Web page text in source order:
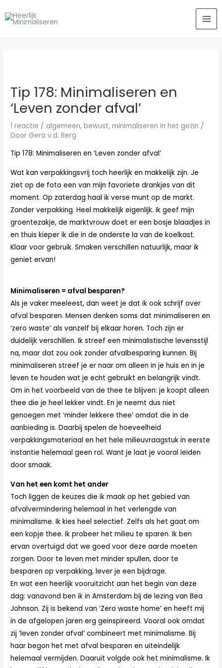
naar
Tip 178: Minimaliseren en
‘Leven zonder afval’
1 reactie / algemeen,bewust,minimaliseren in het gezin /
Door Gera v.d. Berg
Tip 178: Minimaliseren en ‘Leven zonder afval’
Wat kan verpakkingsvrij toch heerlijk en makkelijk zijn. Je
ziet op de foto een van mijn favoriete drankjes van dit
moment. Op zaterdag haal ik verse munt op de markt.
Zonder verpakking. Heel makkelijk eigenlijk. Ik geef mijn
groentezakje, de marktvrouw doet er een bosje blaadjes in
en thuis kieper ik die in de onderste la van de koelkast.
Klaar voor gebruik. Smaken verschillen natuurlijk, maar ik
geniet ervan!
Minimaliseren = afval besparen?
Als je vaker meeleest, dan weet je dat ik ook schrijf over
afval besparen. Mensen denken soms dat minimaliseren en
‘zero waste’ als vanzelf bij elkaar horen. Toch zijn er
duidelijk verschillen. Ik streef een minimalistische levensstijl
na, maar dat zou ook zonder afvalbesparing kunnen. Bij
minimaliseren streef je er naar om alleen in je huis en in je
leven te houden wat je echt gebruikt en belangrijk vindt.
Om in het voorbeeld van de thee te blijven: je koopt alleen
thee die je heel lekker vindt. En je neemt dus niet
genoegen met ‘minder lekkere thee’ omdat die in de
aanbieding is. Daarbij spelen de hoeveelheid
verpakkingsmateriaal en het hele milieuvraagstuk in eerste
instantie helemaal geen rol. Want je laat je vooral leiden
door smaak.
Van het een komt het ander
Toch liggen de keuzes die ik maak op het gebied van
afvalvermindering helemaal in het verlengde van
minimalisme. Ik kies heel selectief. Zelfs als het gaat om
een kopje thee. Ik probeer het milieu te sparen. Ik ben
ervan overtuigd dat we goed voor deze aarde moeten
zorgen. Door te leven met minder spullen, door te
besparen op verpakking, lever je een bijdrage.
En wat een heerlijk vooruitzicht aan het begin van deze
dag: vanavond ben ik in Amsterdam bij de lezing van Bea
Johnson. Zij is bekend van ‘Zero waste home’ en heeft mij
in de afgelopen jaren erg geïnspireerd. Vooral ook omdat
zij ‘leven zonder afval’ combineert met minimalisme. Bij
haar begon het met afval besparen en uiteindelijk
helemaal vermijden. Daaruit volgde ook het minimalisme. Ik